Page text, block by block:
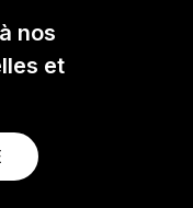
nos
et